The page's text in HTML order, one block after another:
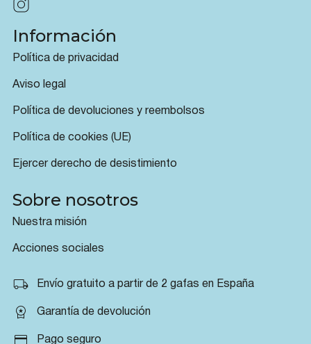
Información
Política de privacidad
Aviso legal
Política de devoluciones y reembolsos
Política de cookies (UE)
Ejercer derecho de desistimiento
Sobre nosotros
Nuestra misión
Acciones sociales
Envío gratuito a partir de 2 gafas en España
Garantía de devolución
Pago seguro